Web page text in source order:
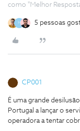
como "Melhor
H 5 pessoas
CP001
É uma grande
Portugal a lançar o
operadora a tentar